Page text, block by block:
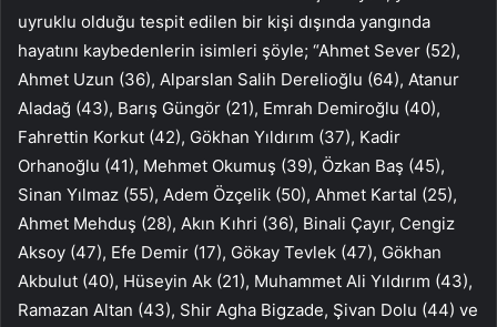
uyruklu olduğu tespit edilen bir kişi dışında yangında
hayatını kaybedenlerin isimleri şöyle; “Ahmet Sever (52),
Ahmet Uzun (36), Alparslan Salih Derelioğlu (64), Atanur
Aladağ (43), Barış Güngör (21), Emrah Demiroğlu (40),
Fahrettin Korkut (42), Gökhan Yıldırım (37), Kadir
Orhanoğlu (41), Mehmet Okumuş (39), Özkan Baş (45),
Sinan Yılmaz (55), Adem Özçelik (50), Ahmet Kartal (25),
Ahmet Mehduş (28), Akın Kıhri (36), Binali Çayır, Cengiz
Aksoy (47), Efe Demir (17), Gökay Tevlek (47), Gökhan
Akbulut (40), Hüseyin Ak (21), Muhammet Ali Yıldırım (43),
Ramazan Altan (43), Shir Agha Bigzade, Şivan Dolu (44) ve